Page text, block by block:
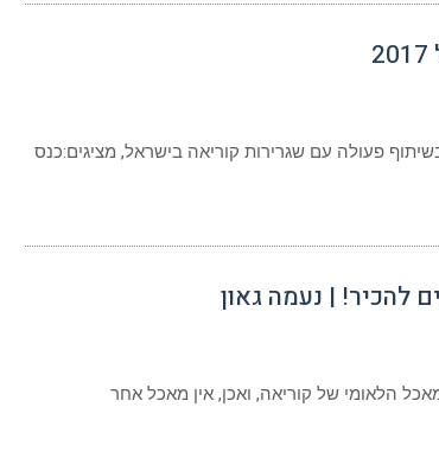
קוריאה ואני ואייקייפופ, בשיתוף פעולה עם שגרירות קוריאה בישראל, מציגים:כנס
להכיר! | נעמה גאון
הלאומי של קוריאה, ואכן, אין מאכל אחר